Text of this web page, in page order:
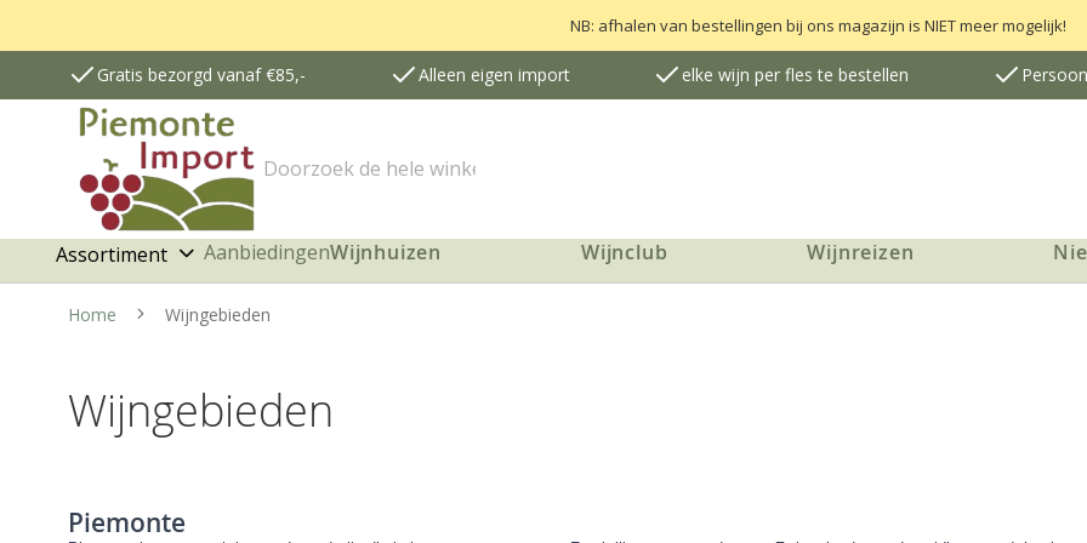
NB: afhalen van bestellingen bij ons magazijn is NIET meer mogelijk!
Gratis bezorgd vanaf €85,- Alleen eigen import elke wijn per fles te bestellen
Assortiment AanbiedingenWijnhuizen Wijnclub Wijnreizen
Home Wijngebieden
Wijngebieden
Piemonte